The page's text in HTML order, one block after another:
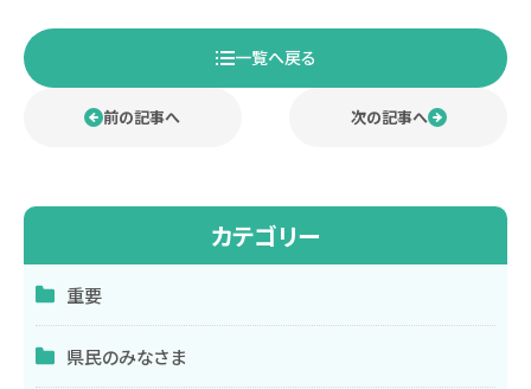
前の記事へ
一覧へ戻る
次の記事へ
カテゴリー
重要
県民のみなさま